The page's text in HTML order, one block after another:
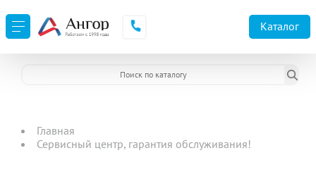
Каталог
Главная
Сервисный центр, гарантия обслуживания!